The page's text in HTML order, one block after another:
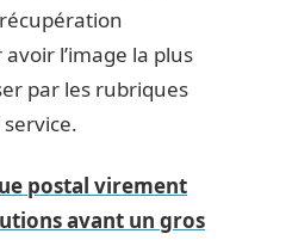
l’image la plus
par les rubriques
service.
postal virement
avant un gros